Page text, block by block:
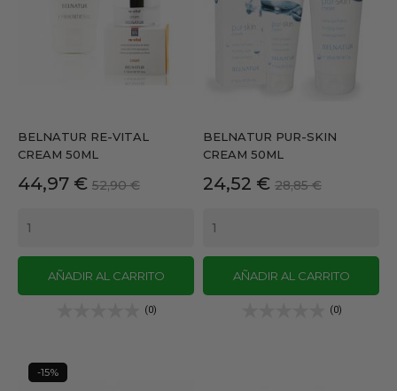
BELNATUR RE-VITAL
CREAM 50ML
Precio
44,97 € Precio
52,90 €
AÑADIR AL CARRITO
(0)
BELNATUR PUR-SKIN
CREAM 50ML
Precio
24,52 € Precio
28,85 €
AÑADIR AL CARRITO
(0)
-15%